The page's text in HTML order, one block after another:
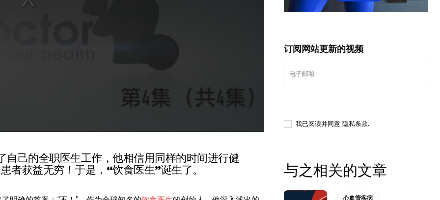
己的全职医生工作，他相信用同样的时间进行健
者获益无穷！于是，“饮食医生”诞生了。
订阅网站更新的视频
我已阅读并同意 隐私条款.
与之相关的文章
心血管疾病